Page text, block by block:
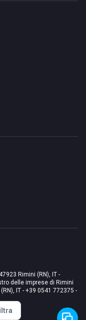
Rimini (RN), IT -
delle imprese di Rimini
IT - +39 0541 772375 -